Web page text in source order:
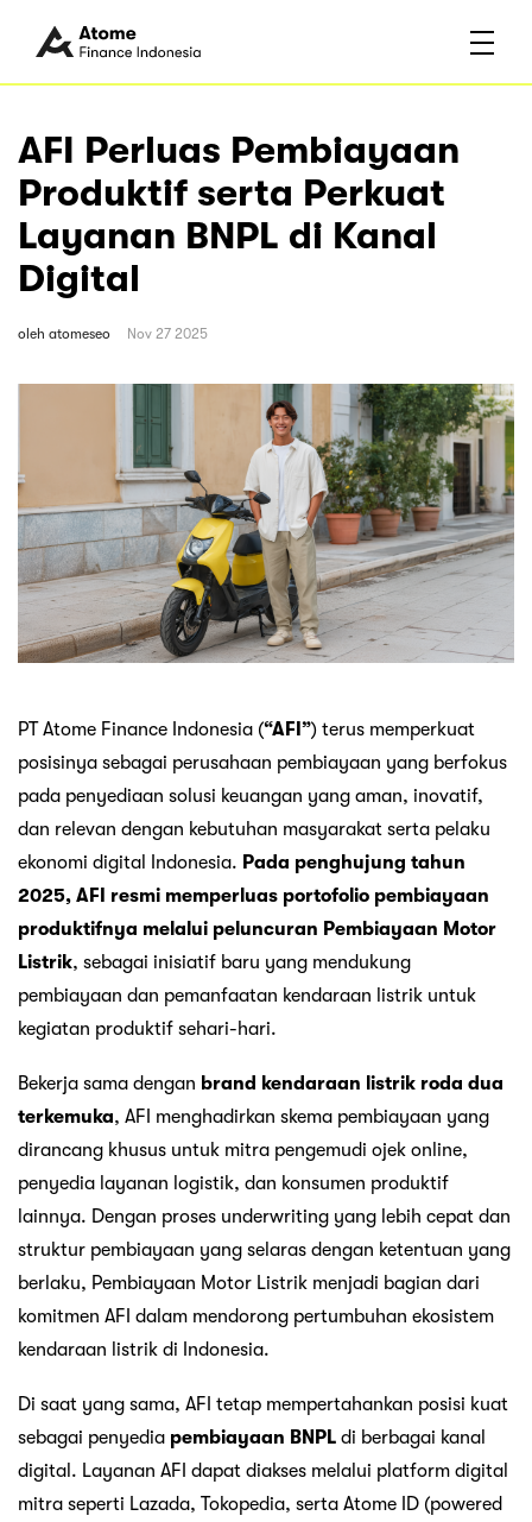
AFI Perluas Pembiayaan
Produktif serta Perkuat
Layanan BNPL di Kanal
Digital
oleh atomeseo Nov 27 2025
PT Atome Finance Indonesia (“AFI”) terus memperkuat
posisinya sebagai perusahaan pembiayaan yang berfokus
pada penyediaan solusi keuangan yang aman, inovatif,
dan relevan dengan kebutuhan masyarakat serta pelaku
ekonomi digital Indonesia. Pada penghujung tahun
2025, AFI resmi memperluas portofolio pembiayaan
produktifnya melalui peluncuran Pembiayaan Motor
Listrik, sebagai inisiatif baru yang mendukung
pembiayaan dan pemanfaatan kendaraan listrik untuk
kegiatan produktif sehari-hari.
Bekerja sama dengan brand kendaraan listrik roda dua
terkemuka, AFI menghadirkan skema pembiayaan yang
dirancang khusus untuk mitra pengemudi ojek online,
penyedia layanan logistik, dan konsumen produktif
lainnya. Dengan proses underwriting yang lebih cepat dan
struktur pembiayaan yang selaras dengan ketentuan yang
berlaku, Pembiayaan Motor Listrik menjadi bagian dari
komitmen AFI dalam mendorong pertumbuhan ekosistem
kendaraan listrik di Indonesia.
Di saat yang sama, AFI tetap mempertahankan posisi kuat
sebagai penyedia pembiayaan BNPL di berbagai kanal
digital. Layanan AFI dapat diakses melalui platform digital
mitra seperti Lazada, Tokopedia, serta Atome ID (powered